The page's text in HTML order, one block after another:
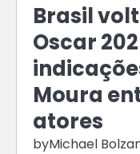
Brasil
Oscar
Moura
atores
byMichael